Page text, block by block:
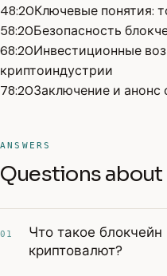
48:20Ключевые понятия:
58:20Безопасность
68:20Инвестиционные
криптоиндустрии
78:20Заключение и
ANSWERS
Questions
01
Что такое
криптовалют?